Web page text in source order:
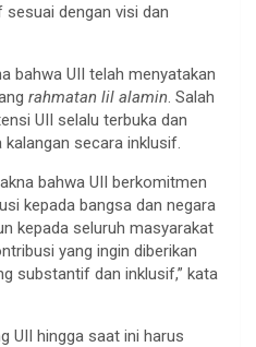
dengan visi dan
bahwa UII telah menyatakan
rahmatan lil alamin. Salah
UII selalu terbuka dan
secara inklusif.
bahwa UII berkomitmen
kepada bangsa dan negara
kepada seluruh masyarakat
yang ingin diberikan
substantif dan inklusif,” kata
UII hingga saat ini harus